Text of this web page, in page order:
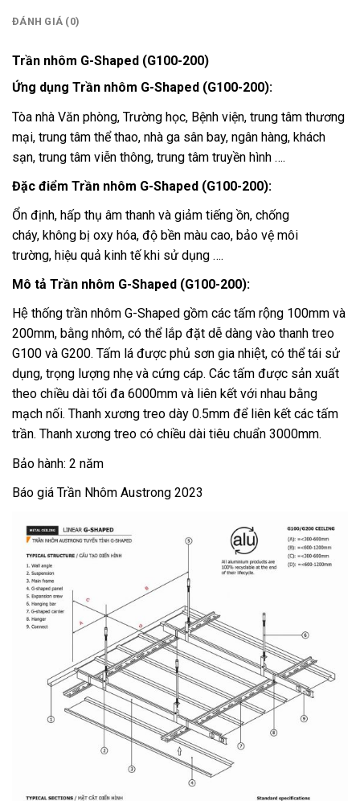
ĐÁNH GIÁ (0)
Trần nhôm G-Shaped (G100-200)
Ứng dụng Trần nhôm G-Shaped (G100-200):
Tòa nhà Văn phòng, Trường học, Bệnh viện, trung tâm thương
mại, trung tâm thể thao, nhà ga sân bay, ngân hàng, khách
sạn, trung tâm viễn thông, trung tâm truyền hình ….
Đặc điểm Trần nhôm G-Shaped (G100-200):
Ổn định, hấp thụ âm thanh và giảm tiếng ồn, chống
cháy, không bị oxy hóa, độ bền màu cao, bảo vệ môi
trường, hiệu quả kinh tế khi sử dụng ….
Mô tả Trần nhôm G-Shaped (G100-200):
Hệ thống trần nhôm G-Shaped gồm các tấm rộng 100mm và
200mm, bằng nhôm, có thể lắp đặt dễ dàng vào thanh treo
G100 và G200. Tấm lá được phủ sơn gia nhiệt, có thể tái sử
dụng, trọng lượng nhẹ và cứng cáp. Các tấm được sản xuất
theo chiều dài tối đa 6000mm và liên kết với nhau bằng
mạch nối. Thanh xương treo dày 0.5mm để liên kết các tấm
trần. Thanh xương treo có chiều dài tiêu chuẩn 3000mm.
Bảo hành: 2 năm
Báo giá Trần Nhôm Austrong 2023